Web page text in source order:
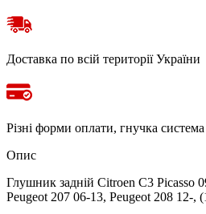
Доставка по всій території України
Різні форми оплати, гнучка
Опис
Глушник задній Citroen C3 Picasso
Peugeot 207 06-13, Peugeot 208 12-,